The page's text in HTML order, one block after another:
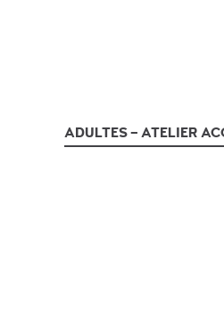
ADULTES – ATELIER